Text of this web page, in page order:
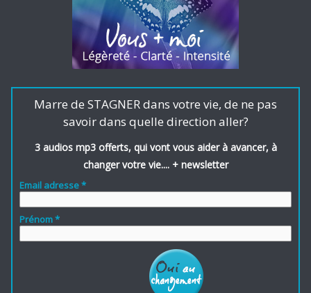
Marre de STAGNER dans votre vie, de ne pas
savoir dans quelle direction aller?
3 audios mp3 offerts, qui vont vous aider à avancer, à
changer votre vie.... + newsletter
Email adresse *
Prénom *